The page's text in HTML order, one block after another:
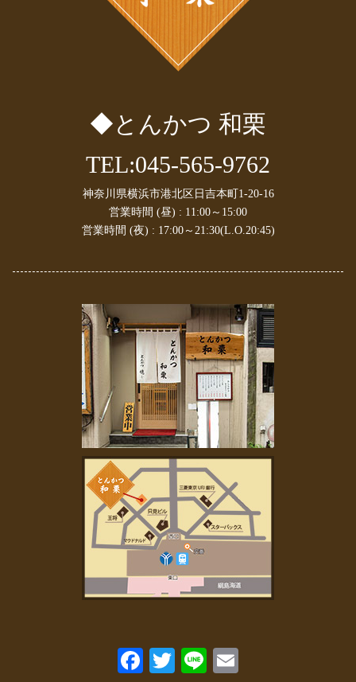
2024年10月(1)
2024年8月
(1)
2024年7月
2024年4月(2)
2024年3月
(1)
2023年10月(2)
2023年9月(1)
2023年8月 (1)
2023年7月 (1)
2023年1月(1)
2022年11月(2)
2022年10月(1)
2022年7月 (1)
2022年6月 (1)
2022年5月(1)
2022年4月(1)
2022年3月(2)
2022年2月(2)
2022年1月(4)
2021年11月(2)
2021年9月 (2)
2021年8月(3)
2021年7月(3)
2021年6月(1)
2021年5月(1)
2021年2月(1)
2021年1月(2)
◆とんかつ 和栗
TEL:045-565-9762
神奈川県横浜市港北区日吉本町1-20-16
営業時間 (昼) : 11:00～15:00
営業時間 (夜) : 17:00～21:30(L.O.20:45)
Fa T
Li